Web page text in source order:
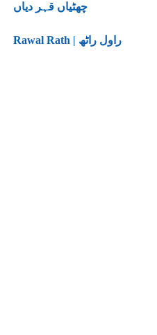
چھٹیاں قہر دیاں
Rawal Rath | راول راٹھ